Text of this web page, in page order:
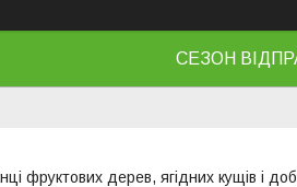
СЕЗОН
фруктових дерев, ягідних кущів і